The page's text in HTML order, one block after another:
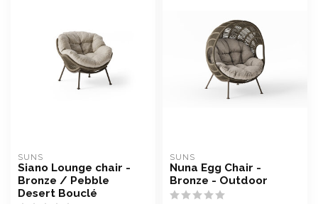
SUNS
Siano Lounge chair -
Bronze / Pebble
Desert Bouclé
SUNS
Nuna Egg Chair -
Bronze - Outdoor